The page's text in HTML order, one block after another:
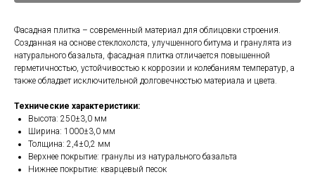
Фасадная плитка – современный материал для облицовки строения.
Созданная на основе стеклохолста, улучшенного битума и гранулята из
натурального базальта, фасадная плитка отличается повышенной
герметичностью, устойчивостью к коррозии и колебаниям температур, а
также обладает исключительной долговечностью материала и цвета.
Технические характеристики:
Высота: 250±3,0 мм
Ширина: 1000±3,0 мм
Толщина: 2,4±0,2 мм
Верхнее покрытие: гранулы из натурального базальта
Нижнее покрытие: кварцевый песок